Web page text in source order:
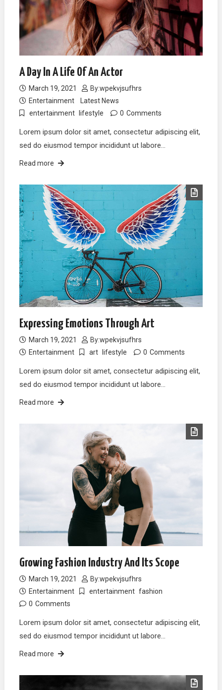
A Day In A Life Of An Actor
March 19, 2021 By:wpekvjsufhrs
Entertainment
Latest News
entertainment
lifestyle 0 Comments
Lorem ipsum dolor sit amet, consectetur adipiscing elit,
sed do eiusmod tempor incididunt ut labore…
Read more
Expressing Emotions Through Art
March 19, 2021 By:wpekvjsufhrs
Entertainment
art lifestyle 0 Comments
Lorem ipsum dolor sit amet, consectetur adipiscing elit,
sed do eiusmod tempor incididunt ut labore…
Read more
Growing Fashion Industry And Its Scope
March 19, 2021 By:wpekvjsufhrs
Entertainment
entertainment fashion
0 Comments
Lorem ipsum dolor sit amet, consectetur adipiscing elit,
sed do eiusmod tempor incididunt ut labore…
Read more